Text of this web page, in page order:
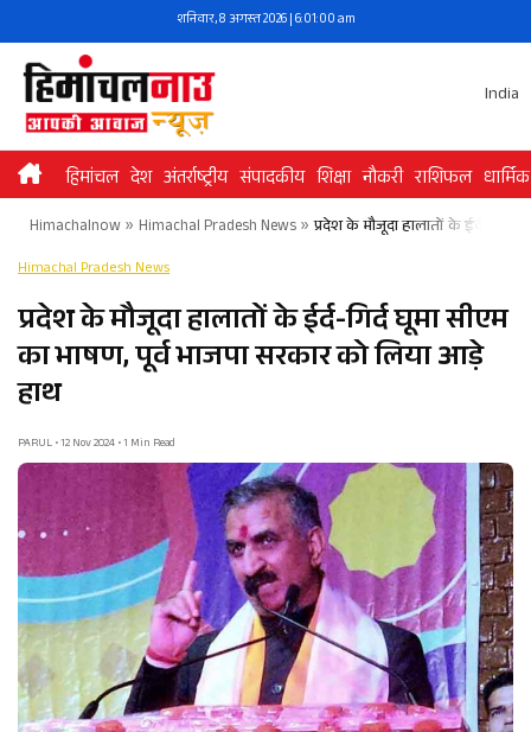
to
content
शनिवार, 8 अगस्त 2026 | 6:01:01 am
India
हिमांचल देश अंतर्राष्ट्रीय संपादकीय शिक्षा नौकरी राशिफल धार्मिक
Himachalnow» Himachal Pradesh News» प्रदेश के मौजूदा हालातों के ईर्द-गिर्द
Himachal Pradesh News
प्रदेश के मौजूदा हालातों के ईर्द-गिर्द घूमा सीएम
का भाषण, पूर्व भाजपा सरकार को लिया आड़े
हाथ
PARUL • 12 Nov 2024 • 1 Min Read